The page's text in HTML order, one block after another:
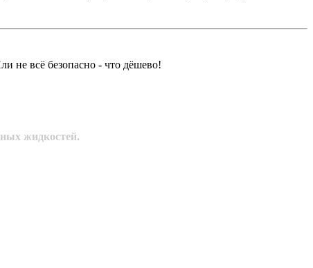
не всё безопасно - что дёшево!
жидкостей.